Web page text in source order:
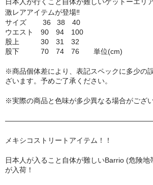
MixCD
Japanese Rap
MotiveRecords
DVD
グ ッ ズ
全商品（グッズ ）
タオル・リストバンド
トートバッグ
激レアアイテムが登場‼︎
サイズ 36 38 40
ウエスト 90 94 100
股上 30 31 32
股下 70 74 76 単位(cm)
※商品個体差により、表記スペックに多少の
ざいます。予めご了承ください。
※実際の商品と色味が多少異なる場合がござい
メキシコストリートアイテム！！
日本人が入ること自体が難しいBarrio (危険地
が入荷！